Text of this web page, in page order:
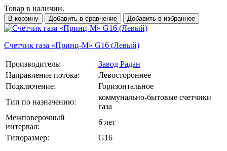
Товар в наличии.
В корзину Добавить в сравнение Добавить в избранное
Счетчик газа «Принц-М» G16 (Левый)
Производитель:
Завод Радан
Направление потока:
Левостороннее
Подключение:
Горизонтальное
Тип по назначению:
коммунально-бытовые счетчики
газа
Межповерочный
интервал:
6 лет
Типоразмер:
G16